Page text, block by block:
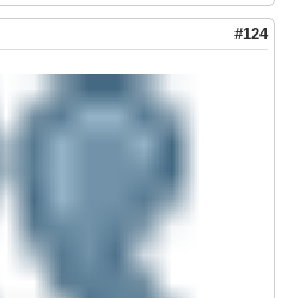
#124